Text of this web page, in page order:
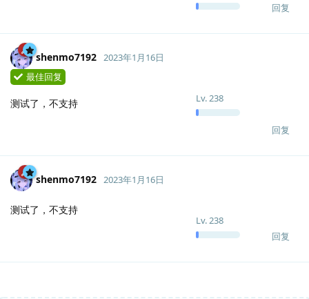
回复
shenmo7192
Lv.238
2023年1月16日
最佳回复
测试了，不支持
回复
shenmo7192
Lv.238
2023年1月16日
测试了，不支持
回复